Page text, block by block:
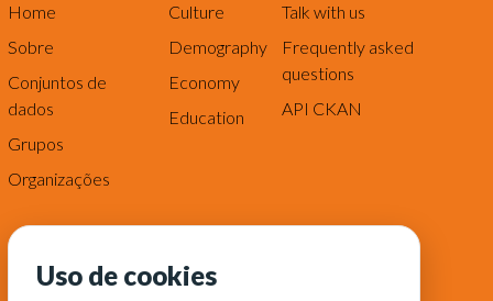
Home
Sobre
Conjuntos de
dados
Grupos
Organizações
Culture
Demography
Economy
Education
Talk with us
Frequently asked
questions
API CKAN
Uso de cookies